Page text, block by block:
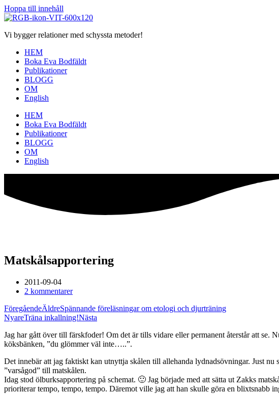
Hoppa till innehåll
Vi bygger relationer med schyssta metoder!
HEM
Boka Eva Bodfäldt
Publikationer
BLOGG
OM
English
HEM
Boka Eva Bodfäldt
Publikationer
BLOGG
OM
English
Matskålsapportering
2011-09-04
2 kommentarer
FöregåendeÄldreSpännande föreläsningar om etologi och djurträning
NyareTräna inkallning!Nästa
Jag har gått över till färskfoder! Om det är tills vidare eller permanent återstår att
köksbänken, ”du glömmer väl inte…..”.
Det innebär att jag faktiskt kan utnyttja skålen till allehanda lydnadsövningar. Just
”varsågod” till matskålen.
Idag stod ölburksapportering på schemat. 🙂 Jag började med att sätta ut Zakks
prioriterar tempo, tempo, tempo. Däremot ville jag att han skulle göra en blixtsnabb